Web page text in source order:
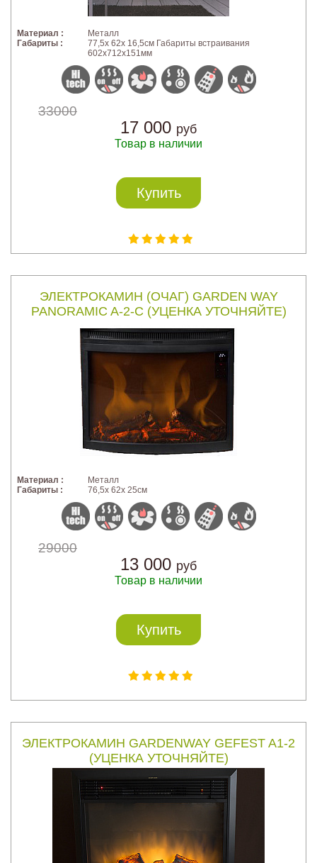
Материал :
Металл
Габариты :
77,5х 62х 16,5см Габариты встраивания
602х712х151мм
33000
17 000 руб
Товар в наличии
Купить
ЭЛЕКТРОКАМИН (ОЧАГ) GARDEN WAY
PANORAMIC A-2-C (УЦЕНКА УТОЧНЯЙТЕ)
Материал :
Металл
Габариты :
76,5х 62х 25см
29000
13 000 руб
Товар в наличии
Купить
ЭЛЕКТРОКАМИН GARDENWAY GEFEST A1-2
(УЦЕНКА УТОЧНЯЙТЕ)